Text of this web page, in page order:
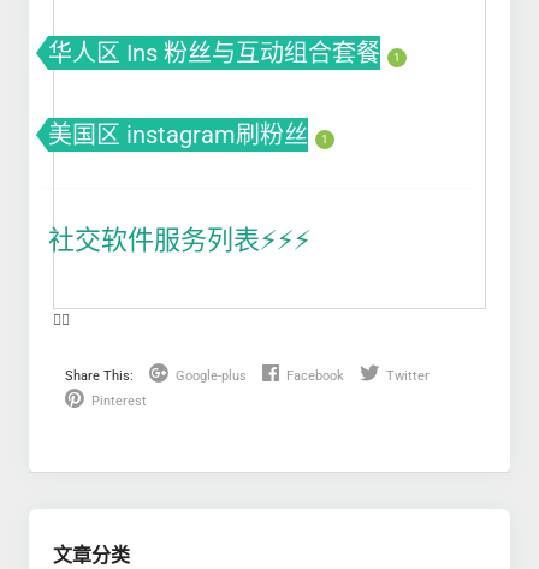
华人区 Ins 粉丝与互动组合套餐 1
美国区 instagram刷粉丝 1
社交软件服务列表⚡️⚡️⚡️
❤️‍🔥
Share This: Google-plus Facebook
Twitter
Pinterest
文章分类